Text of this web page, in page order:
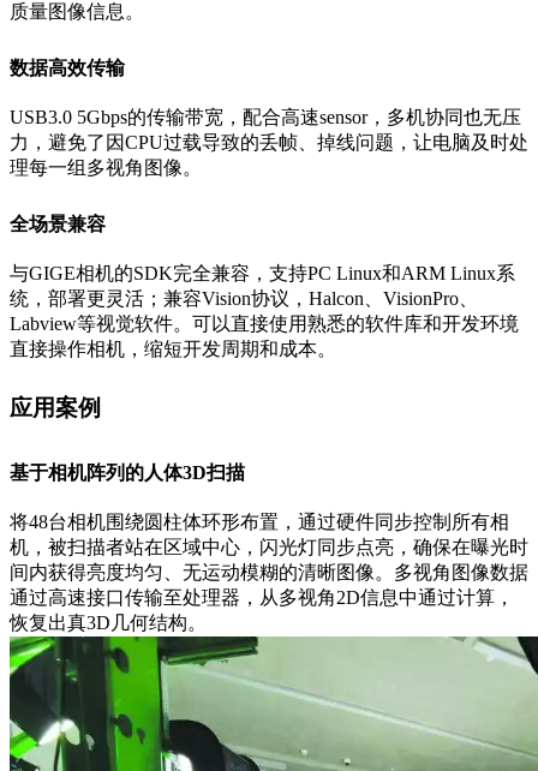
质量图像信息。
数据高效传输
USB3.0 5Gbps的传输带宽，配合高速sensor，多机协同也无压
力，避免了因CPU过载导致的丢帧、掉线问题，让电脑及时处
理每一组多视角图像。
全场景兼容
与GIGE相机的SDK完全兼容，支持PC Linux和ARM Linux系
统，部署更灵活；兼容Vision协议，Halcon、VisionPro、
Labview等视觉软件。可以直接使用熟悉的软件库和开发环境
直接操作相机，缩短开发周期和成本。
应用案例
基于相机阵列的人体3D扫描
将48台相机围绕圆柱体环形布置，通过硬件同步控制所有相
机，被扫描者站在区域中心，闪光灯同步点亮，确保在曝光时
间内获得亮度均匀、无运动模糊的清晰图像。多视角图像数据
通过高速接口传输至处理器，从多视角2D信息中通过计算，
恢复出真3D几何结构。